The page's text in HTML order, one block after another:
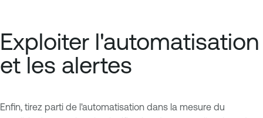
Exploiter l'automatisation
et les alertes
Enfin, tirez parti de l'automatisation dans la mesure du